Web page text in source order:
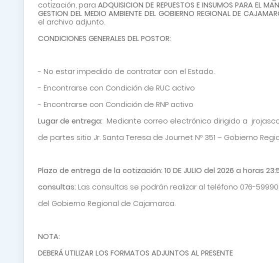
cotización, para ADQUISICION DE REPUESTOS E INSUMOS PARA EL
GESTION DEL MEDIO AMBIENTE DEL GOBIERNO REGIONAL DE
el archivo adjunto.
CONDICIONES GENERALES DEL POSTOR:
- No estar impedido de contratar con el Estado.
- Encontrarse con Condición de RUC activo
- Encontrarse con Condición de RNP activo
Lugar de entrega: Mediante correo electrónico dirigido a
de partes sitio Jr. Santa Teresa de Journet Nº 351 – Gobierno
Plazo de entrega de la cotización: 10 DE JULIO del 2026 a horas
consultas: Las consultas se podrán realizar al teléfono 076-
del Gobierno Regional de Cajamarca.
NOTA:
DEBERÁ UTILIZAR LOS FORMATOS ADJUNTOS AL PRESENTE